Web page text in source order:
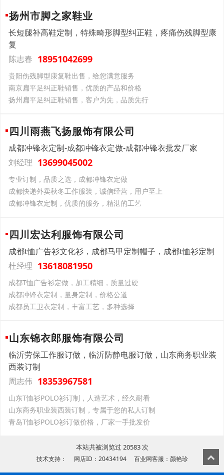
扬州市脚之家鞋业
长短腿补高鞋定制，特殊畸形脚型纠正鞋，疼痛伤残脚型康
复
陈志春 18951042699
贵阳伤残脚型康复鞋出售，给您满意服务
南京扁平足纠正鞋销售，优质的产品和价格
扬州扁平足纠正鞋销售，客户为先，品质先行
四川雨燕飞扬服饰有限公司
成都冲锋衣定制-成都冲锋衣定做-成都冲锋衣批发厂家
刘经理 13699045002
专业订制，品质之选，成都冲锋衣定做
成都快递外卖秋冬工作服装，诚信经营，用户至上
成都冲锋衣定制，优质的服务，精湛的工艺
四川宏达利服饰有限公司
成都t恤广告衫文化衫，成都马甲定制帽子，成都t恤衫定制
杜经理 13618081950
成都T恤广告衫定做，加工精细，质量过硬
成都冲锋衣定制，量身定制，价格公道
成都员工卫衣定制，丰富工艺，多种选择
山东锦衣郎服饰有限公司
临沂劳保工作服订做，临沂防静电服订做，山东商务职业装
西装订制
周志伟 18353967581
山东T恤衫POLO衫订制，人造艺术，经久耐看
山东商务职业装西装订制，专属于您的私人订制
青岛T恤衫POLO衫订做价格，厂家一手批发价
本站共被浏览过 20583 次
技术支持： 网店ID：20434194 百业网客服：颜艳珍